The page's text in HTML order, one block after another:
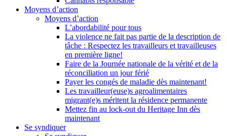
Moyens d’action
Moyens d’action
L’abordabilité pour tous
La violence ne fait pas partie de la description de
tâche : Respectez les travailleurs et travailleuses
en première ligne!
Faire de la Journée nationale de la vérité et de la
réconciliation un jour férié
Payer les congés de maladie dès maintenant!
Les travailleur(euse)s agroalimentaires
migrant(e)s méritent la résidence permanente
Mettez fin au lock-out du Heritage Inn dès
maintenant
Se syndiquer